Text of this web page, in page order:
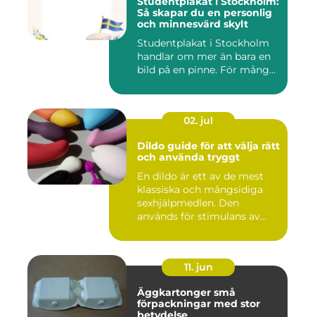
Så skapar du en personlig
och minnesvärd skylt
Studentplakat i Stockholm
handlar om mer än bara en
bild på en pinne. För mång...
02. jul
Dildo guide för att välja rätt
och använda tryggt
En dildo är ett av de mest
klassiska och mångsidiga
sexhjälpmedlen. Den
används för stimulans av
11. jun
Äggkartonger små
förpackningar med stor